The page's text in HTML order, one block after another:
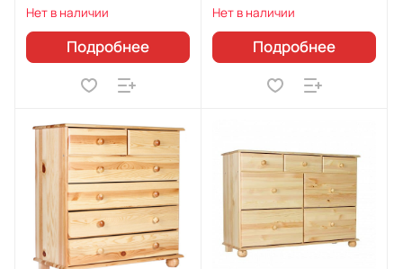
Нет в наличии
Подробнее
Нет в наличии
Подробнее